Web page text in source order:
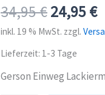
34,95€
Preis
war:
34,95 €
24,95€
inkl. 19 % MwSt. zzgl.
Lieferzeit: 1-3 Tage
Gerson Einweg